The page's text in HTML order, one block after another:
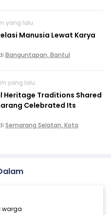
yang lalu
Manusia Lewat Karya
Banguntapan, Bantul
yang lalu
Heritage Traditions Shared
Celebrated Its
Semarang Selatan, Kota
warga